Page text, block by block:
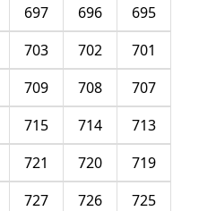
695
696
697
701
702
703
707
708
709
713
714
715
719
720
721
725
726
727